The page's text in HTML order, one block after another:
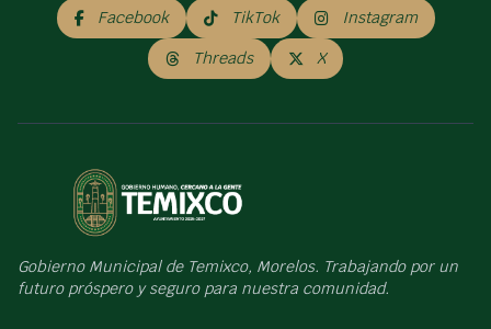
Facebook TikTok Instagram
Threads X
Gobierno Municipal de Temixco, Morelos. Trabajando por un
futuro próspero y seguro para nuestra comunidad.